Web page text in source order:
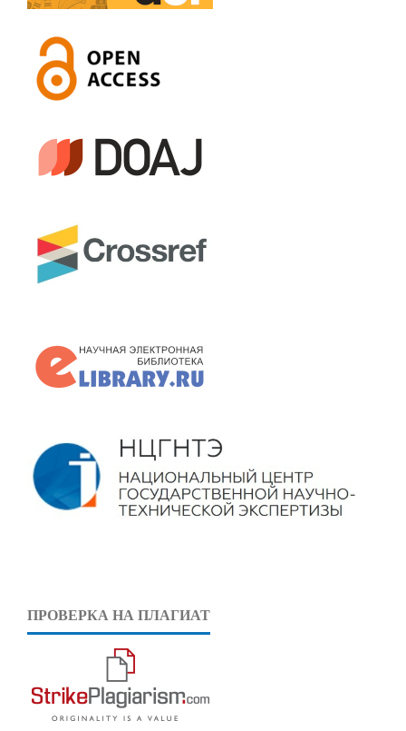
ПРОВЕРКА НА ПЛАГИАТ